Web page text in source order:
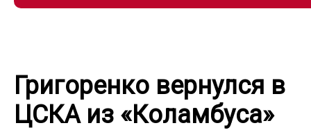
Григоренко вернулся в
ЦСКА из «Коламбуса»